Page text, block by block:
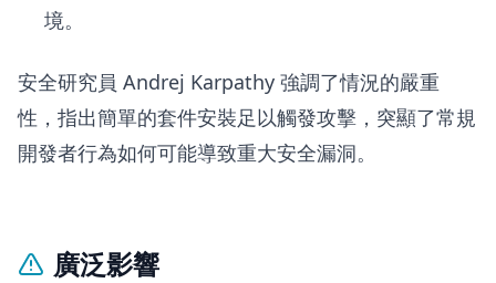
境。
安全研究員 Andrej Karpathy 強調了情況的嚴重
性，指出簡單的套件安裝足以觸發攻擊，突顯了常規
開發者行為如何可能導致重大安全漏洞。
廣泛影響